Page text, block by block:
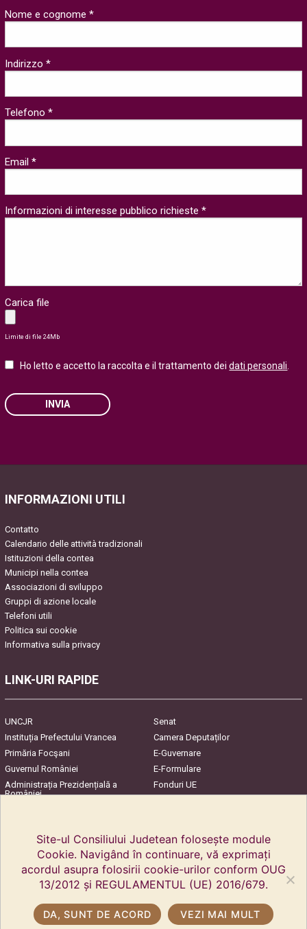
Nome e cognome *
Indirizzo *
Telefono *
Email *
Informazioni di interesse pubblico richieste *
Carica file
Limite di file 24Mb
Ho letto e accetto la raccolta e il trattamento deidati personali.
INVIA
empty.
INFORMAZIONI UTILI
Contatto
Calendario delle attività tradizionali
Istituzioni della contea
Municipi nella contea
Associazioni di sviluppo
Gruppi di azione locale
Telefoni utili
Politica sui cookie
Informativa sulla privacy
LINK-URI RAPIDE
UNCJR
Senat
Instituția Prefectului Vrancea
Camera Deputaților
Primăria Focşani
E-Guvernare
Guvernul României
E-Formulare
Administrația Prezidențială a
României
Fonduri UE
Site-ul Consiliului Judetean folosește module
Cookie. Navigând în continuare, vă exprimați
acordul asupra folosirii cookie-urilor conform OUG
13/2012 și REGULAMENTUL (UE) 2016/679.
DA, SUNT DE ACORD VEZI MAI MULT